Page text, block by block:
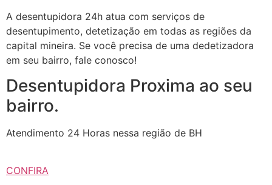
A desentupidora 24h atua com serviços de
desentupimento, detetização em todas as regiões da
capital mineira. Se você precisa de uma dedetizadora
em seu bairro, fale conosco!
Desentupidora Proxima ao seu
bairro.
Atendimento 24 Horas nessa região de BH
CONFIRA